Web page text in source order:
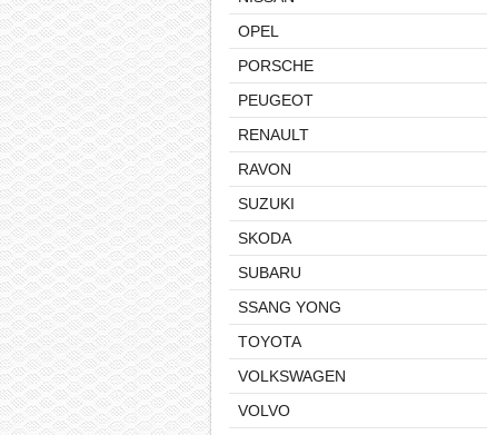
OPEL
PORSCHE
PEUGEOT
RENAULT
RAVON
SUZUKI
SKODA
SUBARU
SSANG YONG
TOYOTA
VOLKSWAGEN
VOLVO